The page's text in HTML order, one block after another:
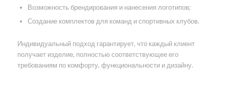
Возможность брендирования и нанесения логотипов;
Создание комплектов для команд и спортивных клубов.
Индивидуальный подход гарантирует, что каждый клиент
получает изделие, полностью соответствующее его
требованиям по комфорту, функциональности и дизайну.